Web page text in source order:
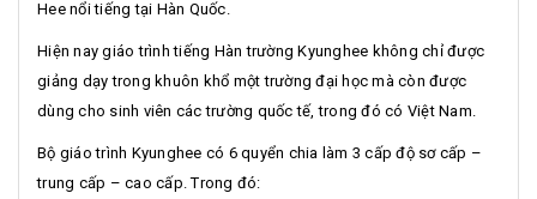
Hee nổi tiếng tại Hàn Quốc.
Hiện nay giáo trình tiếng Hàn trường Kyunghee không chỉ được
giảng dạy trong khuôn khổ một trường đại học mà còn được
dùng cho sinh viên các trường quốc tế, trong đó có Việt Nam.
Bộ giáo trình Kyunghee có 6 quyển chia làm 3 cấp độ sơ cấp –
trung cấp – cao cấp. Trong đó: